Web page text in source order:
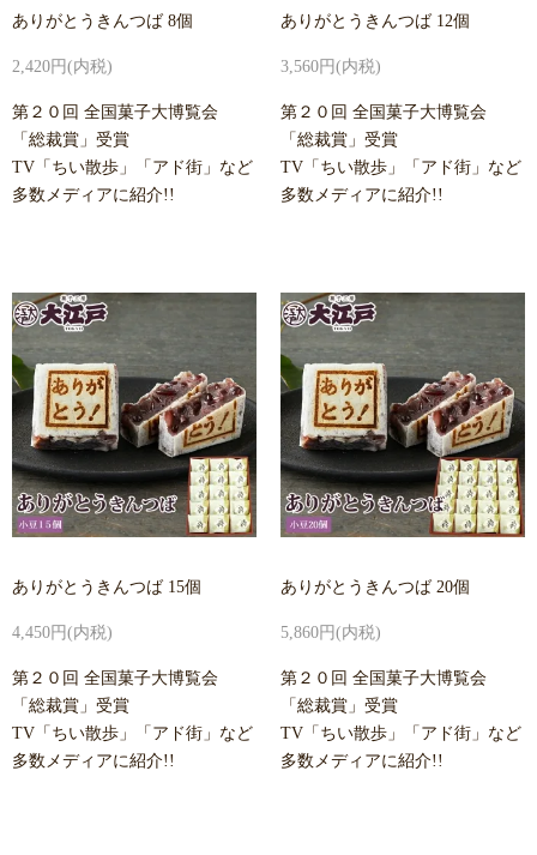
ありがとうきんつば 8個
2,420円(内税)
第２０回 全国菓子大博覧会
「総裁賞」受賞
TV「ちい散歩」「アド街」など
多数メディアに紹介!!
ありがとうきんつば 12個
3,560円(内税)
第２０回 全国菓子大博覧会
「総裁賞」受賞
TV「ちい散歩」「アド街」など
多数メディアに紹介!!
ありがとうきんつば 15個
4,450円(内税)
第２０回 全国菓子大博覧会
「総裁賞」受賞
TV「ちい散歩」「アド街」など
多数メディアに紹介!!
ありがとうきんつば 20個
5,860円(内税)
第２０回 全国菓子大博覧会
「総裁賞」受賞
TV「ちい散歩」「アド街」など
多数メディアに紹介!!